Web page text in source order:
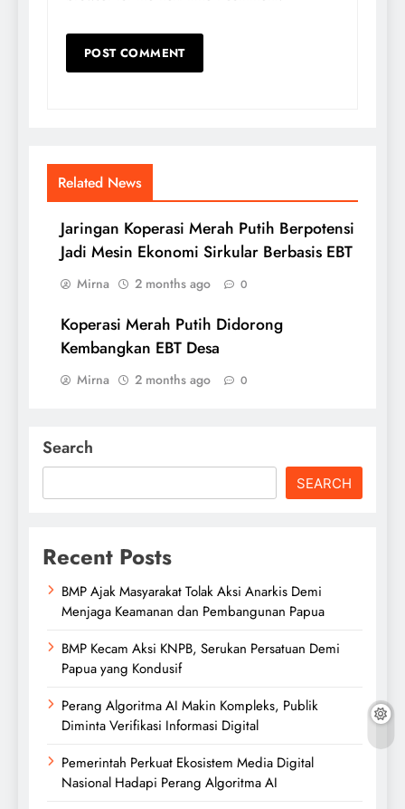
Related News
Jaringan Koperasi Merah Putih Berpotensi
Jadi Mesin Ekonomi Sirkular Berbasis EBT
Mirna 2 months ago 0
Koperasi Merah Putih Didorong
Kembangkan EBT Desa
Mirna 2 months ago 0
Search
SEARCH
Recent Posts
BMP Ajak Masyarakat Tolak Aksi Anarkis Demi
Menjaga Keamanan dan Pembangunan Papua
BMP Kecam Aksi KNPB, Serukan Persatuan Demi
Papua yang Kondusif
Perang Algoritma AI Makin Kompleks, Publik
Diminta Verifikasi Informasi Digital
Pemerintah Perkuat Ekosistem Media Digital
Nasional Hadapi Perang Algoritma AI